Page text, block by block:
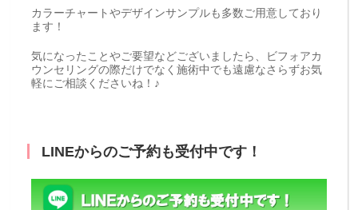
カラーチャートやデザインサンプルも多数ご用意しており
ます！
気になったことやご要望などございましたら、ビフォアカ
ウンセリングの際だけでなく施術中でも遠慮なさらずお気
軽にご相談くださいね！♪
LINEからのご予約も受付中です！